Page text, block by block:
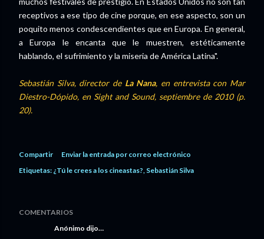
receptivos a ese tipo de cine porque, en ese aspecto, son un
poquito menos condescendientes que en Europa. En general,
a Europa le encanta que le muestren, estéticamente
hablando, el sufrimiento y la miseria de América Latina".
Sebastián Silva, director de La Nana, en entrevista con Mar
Diestro-Dópido, en Sight and Sound, septiembre de 2010 (p.
20).
Compartir
Enviar la entrada por correo electrónico
Etiquetas: ¿Tú le crees a los cineastas? Sebastián Silva
COMENTARIOS
Anónimo dijo…